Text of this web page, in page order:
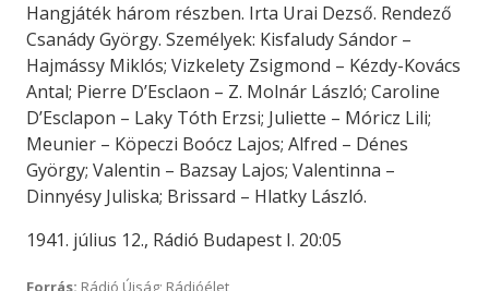
Hangjáték három részben. Irta Urai Dezső. Rendező
Csanády György. Személyek: Kisfaludy Sándor –
Hajmássy Miklós; Vizkelety Zsigmond – Kézdy-Kovács
Antal; Pierre D’Esclaon – Z. Molnár László; Caroline
D’Esclapon – Laky Tóth Erzsi; Juliette – Móricz Lili;
Meunier – Köpeczi Boócz Lajos; Alfred – Dénes
György; Valentin – Bazsay Lajos; Valentinna –
Dinnyésy Juliska; Brissard – Hlatky László.
1941. július 12., Rádió Budapest I. 20:05
Forrás: Rádió Újság; Rádióélet